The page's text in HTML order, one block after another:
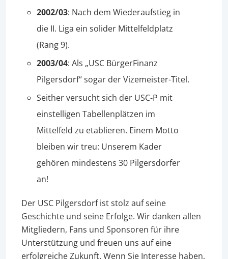
2002/03: Nach dem Wiederaufstieg in
die II. Liga ein solider Mittelfeldplatz
(Rang 9).
2003/04: Als „USC BürgerFinanz
Pilgersdorf“ sogar der Vizemeister-Titel.
Seither versucht sich der USC-P mit
einstelligen Tabellenplätzen im
Mittelfeld zu etablieren. Einem Motto
bleiben wir treu: Unserem Kader
gehören mindestens 30 Pilgersdorfer
an!
Der USC Pilgersdorf ist stolz auf seine
Geschichte und seine Erfolge. Wir danken allen
Mitgliedern, Fans und Sponsoren für ihre
Unterstützung und freuen uns auf eine
erfolgreiche Zukunft. Wenn Sie Interesse haben,